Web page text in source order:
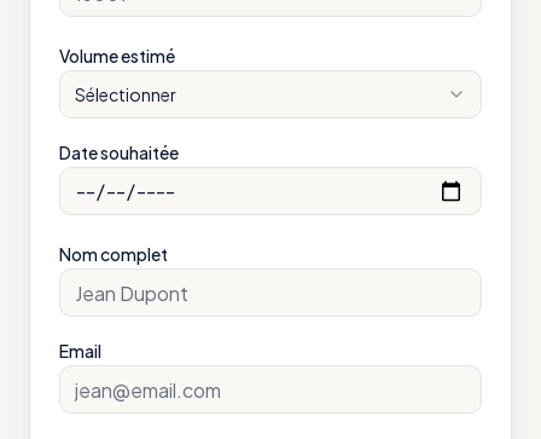
Volume estimé
Sélectionner
Date souhaitée
Nom complet
Email